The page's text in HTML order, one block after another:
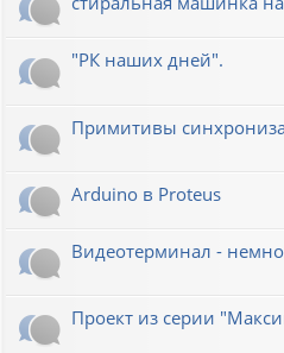
"РК наших дней".
Примитивы
Arduino в Proteus
Видеотерминал -
Проект из серии